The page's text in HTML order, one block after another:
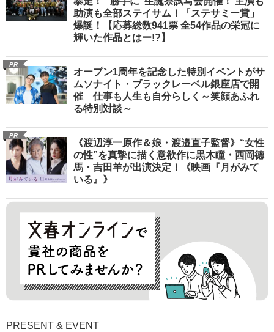
助演も全部ステイサム！「ステサミー賞」
爆誕！【応募総数941票 全54作品の栄冠に
輝いた作品とはー!?】
PR
オープン1周年を記念した特別イベントがサ
ムソナイト・ブラックレーベル銀座店で開
催 仕事も人生も自分らしく～笑顔あふれ
る特別対談～
PR
《渡辺淳一原作＆娘・渡邉直子監督》“女性
の性”を真摯に描く意欲作に黒木瞳・西岡德
馬・吉田羊が出演決定！《映画『月がみて
いる』》
PRESENT & EVENT